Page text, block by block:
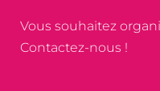
Vous souhaitez
Contactez-nous !